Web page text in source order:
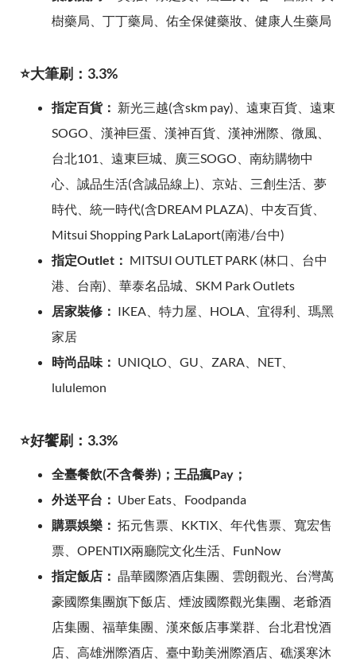
樹藥局、丁丁藥局、佑全保健藥妝、健康人生藥局
⭐大筆刷：3.3%
指定百貨： 新光三越(含skm pay)、遠東百貨、遠東
SOGO、漢神巨蛋、漢神百貨、漢神洲際、微風、
台北101、遠東巨城、廣三SOGO、南紡購物中
心、誠品生活(含誠品線上)、京站、三創生活、夢
時代、統一時代(含DREAM PLAZA)、中友百貨、
Mitsui Shopping Park LaLaport(南港/台中)
指定Outlet： MITSUI OUTLET PARK (林口、台中
港、台南)、華泰名品城、SKM Park Outlets
居家裝修： IKEA、特力屋、HOLA、宜得利、瑪黑
家居
時尚品味： UNIQLO、GU、ZARA、NET、
lululemon
⭐好饗刷：3.3%
全臺餐飲(不含餐券)；王品瘋Pay；
外送平台： Uber Eats、Foodpanda
購票娛樂： 拓元售票、KKTIX、年代售票、寬宏售
票、OPENTIX兩廳院文化生活、FunNow
指定飯店： 晶華國際酒店集團、雲朗觀光、台灣萬
豪國際集團旗下飯店、煙波國際觀光集團、老爺酒
店集團、福華集團、漢來飯店事業群、台北君悅酒
店、高雄洲際酒店、臺中勤美洲際酒店、礁溪寒沐